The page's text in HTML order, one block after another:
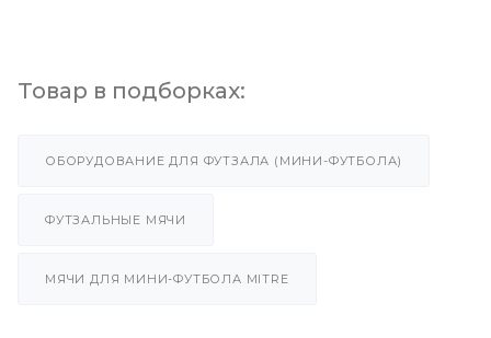
Товар в подборках:
ОБОРУДОВАНИЕ ДЛЯ ФУТЗАЛА (МИНИ-ФУТБОЛА)
ФУТЗАЛЬНЫЕ МЯЧИ
МЯЧИ ДЛЯ МИНИ-ФУТБОЛА MITRE